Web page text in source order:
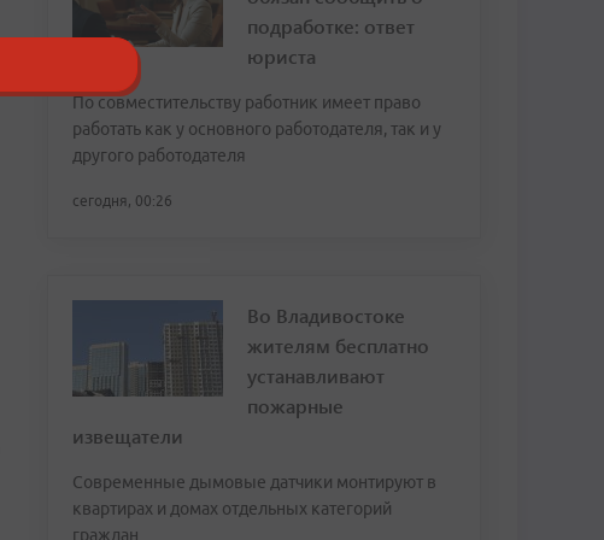
подработке: ответ
юриста
По совместительству работник имеет право
работать как у основного работодателя, так и у
другого работодателя
сегодня, 00:26
Во Владивостоке
жителям бесплатно
устанавливают
пожарные
извещатели
Современные дымовые датчики монтируют в
квартирах и домах отдельных категорий
граждан